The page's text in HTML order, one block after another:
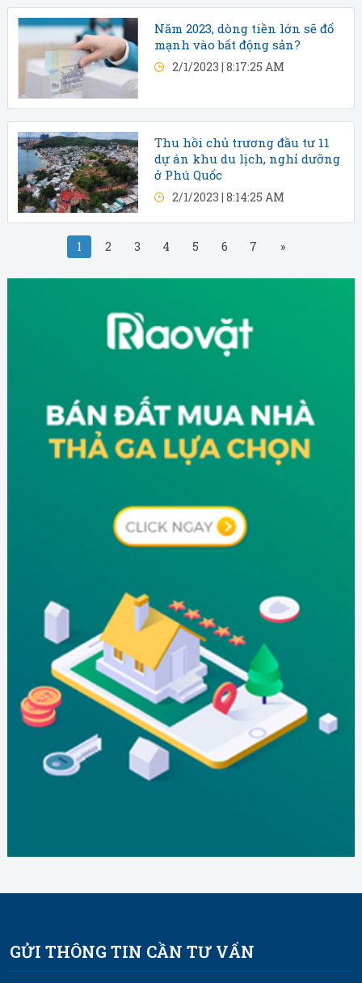
Năm 2023, dòng tiền lớn sẽ đổ
mạnh vào bất động sản?
2/1/2023 | 8:17:25 AM
Thu hồi chủ trương đầu tư 11
dự án khu du lịch, nghỉ dưỡng
ở Phú Quốc
2/1/2023 | 8:14:25 AM
1 2 3 4 5 6 7 »
GỬI THÔNG TIN CẦN TƯ VẤN